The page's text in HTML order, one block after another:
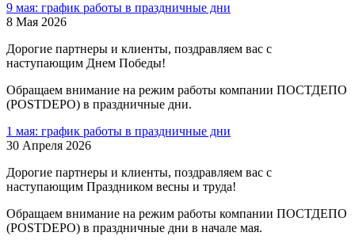
9 мая: график работы в праздничные дни
8 Мая 2026
Дорогие партнеры и клиенты, поздравляем вас с
наступающим Днем Победы!
Обращаем внимание на режим работы компании ПОСТДЕПО
(POSTDEPO) в праздничные дни.
1 мая: график работы в праздничные дни
30 Апреля 2026
Дорогие партнеры и клиенты, поздравляем вас с
наступающим Праздником весны и труда!
Обращаем внимание на режим работы компании ПОСТДЕПО
(POSTDEPO) в праздничные дни в начале мая.